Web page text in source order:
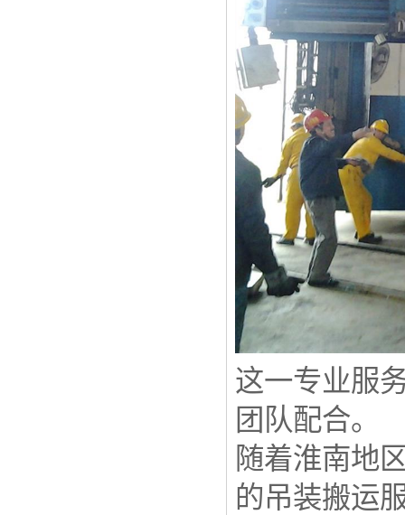
这一专业服
团队配合。
随着淮南地
的吊装搬运